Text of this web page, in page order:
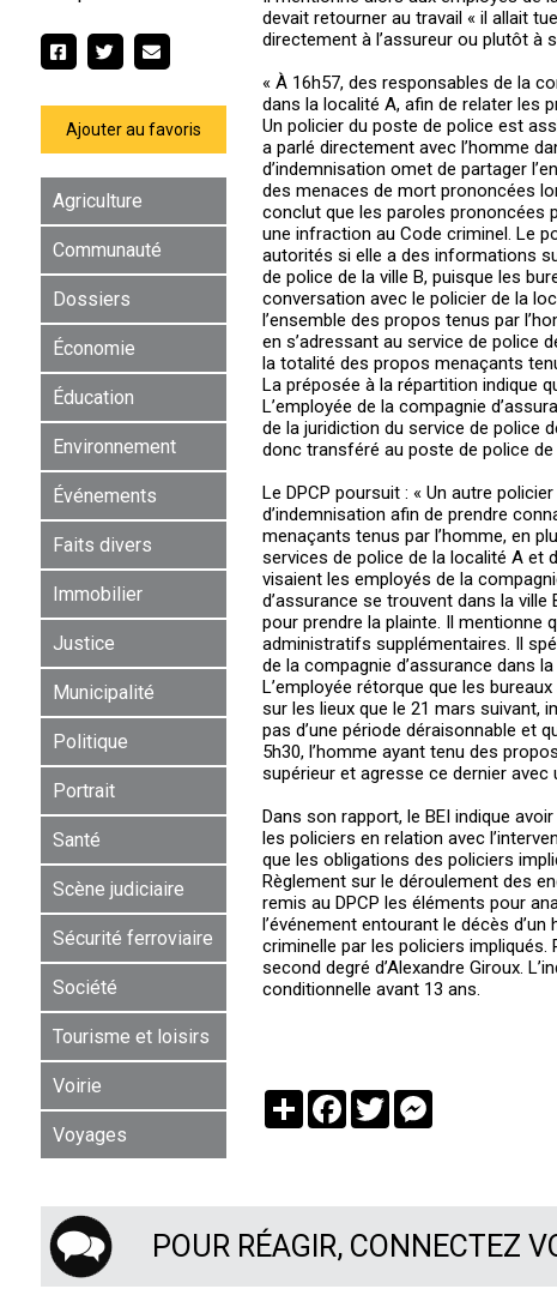
Ajouter au favoris
Agriculture
Communauté
Dossiers
Économie
Éducation
Environnement
Événements
Faits divers
Immobilier
Justice
Municipalité
Politique
Portrait
Santé
Scène judiciaire
Sécurité ferroviaire
Société
Tourisme et loisirs
Voirie
Voyages
devait retourner au travail « il allait
directement à l’assureur ou plutôt à
« À 16h57, des responsables de la
dans la localité A, afin de relater les
Un policier du poste de police est
a parlé directement avec l’homme
d’indemnisation omet de partager
des menaces de mort prononcées
conclut que les paroles prononcées
une infraction au Code criminel. Le
autorités si elle a des informations
de police de la ville B, puisque les
conversation avec le policier de la
l’ensemble des propos tenus par
en s’adressant au service de police
la totalité des propos menaçants
La préposée à la répartition indique
L’employée de la compagnie
de la juridiction du service de police
donc transféré au poste de police
Le DPCP poursuit : « Un autre
d’indemnisation afin de prendre
menaçants tenus par l’homme, en
services de police de la localité A et
visaient les employés de la
d’assurance se trouvent dans la
pour prendre la plainte. Il mentionne
administratifs supplémentaires. Il
de la compagnie d’assurance dans
L’employée rétorque que les
sur les lieux que le 21 mars suivant,
pas d’une période déraisonnable et
5h30, l’homme ayant tenu des
supérieur et agresse ce dernier
Dans son rapport, le BEI indique
les policiers en relation avec
que les obligations des policiers
Règlement sur le déroulement des
remis au DPCP les éléments pour
l’événement entourant le décès
criminelle par les policiers impliqués.
second degré d’Alexandre Giroux.
conditionnelle avant 13 ans.
PartagerFacebook
TwitterMessenger
POUR RÉAGIR, CONNECTEZ